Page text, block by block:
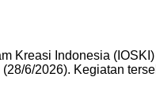
Kreasi Indonesia
6/2026). Kegiatan